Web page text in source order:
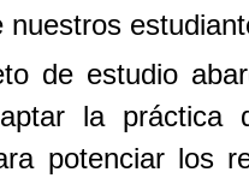
nuestros
de estudio
la práctica
potenciar los